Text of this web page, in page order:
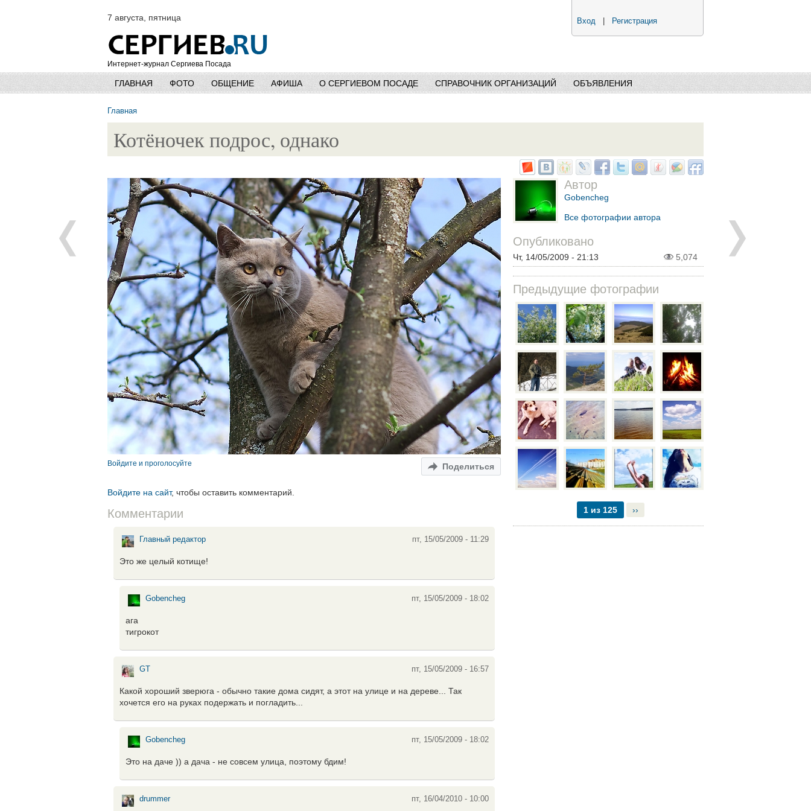
7 августа, пятница
Интернет-журнал Сергиева Посада
Вход Регистрация
ГЛАВНАЯ ФОТО ОБЩЕНИЕ АФИША О СЕРГИЕВОМ ПОСАДЕ СПРАВОЧНИК ОРГАНИЗАЦИЙ ОБЪЯВЛЕНИЯ
Главная
Котёночек подрос, однако
Поделиться
Войдите и проголосуйте
Войдите на сайт, чтобы оставить комментарий.
Комментарии
Главный редактор пт, 15/05/2009 - 11:29
Это же целый котище!
Gobencheg пт, 15/05/2009 - 18:02
ага
тигрокот
GT пт, 15/05/2009 - 16:57
Какой хороший зверюга - обычно такие дома сидят, а этот на улице и на дереве... Так
хочется его на руках подержать и погладить...
Gobencheg пт, 15/05/2009 - 18:02
Это на даче )) а дача - не совсем улица, поэтому бдим!
drummer пт, 16/04/2010 - 10:00
Автор
Gobencheg
Все фотографии автора
5,074
Опубликовано
Чт, 14/05/2009 - 21:13
Предыдущие фотографии
1 из 125 ››